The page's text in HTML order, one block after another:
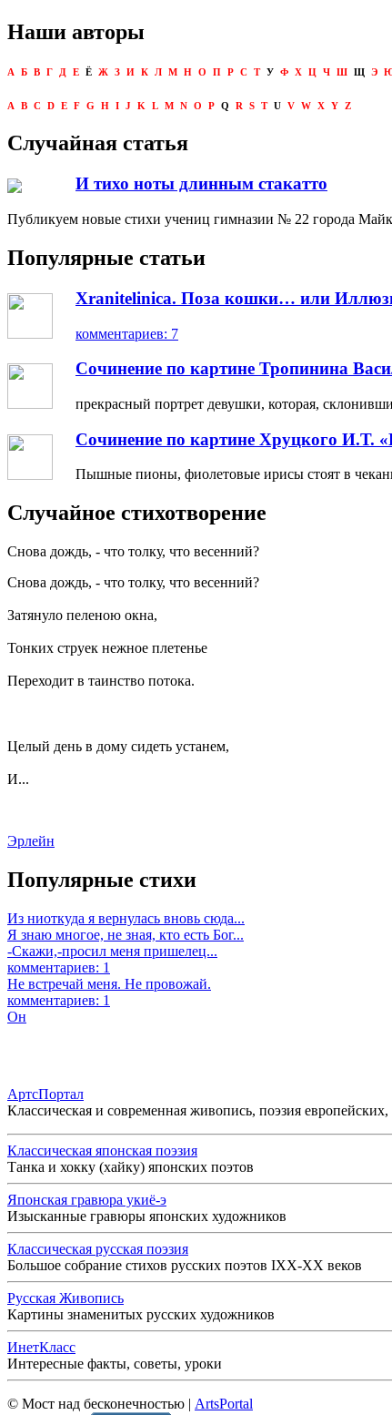
Наши авторы
А Б В Г Д Е Ё Ж З И К Л М Н О П Р С Т У Ф Х Ц Ч Ш Щ Э
A B C D E F G H I J K L M N O P Q R S T U V W X Y Z
Случайная статья
И тихо ноты длинным стакатто
Публикуем новые стихи учениц гимназии № 22 города
Популярные статьи
Xranitelinica. Поза кошки… или
комментариев: 7
Сочинение по картине Тропинина
прекрасный портрет девушки, которая,
Сочинение по картине Хруцкого И.Т.
Пышные пионы, фиолетовые ирисы стоят в
Случайное стихотворение
Снова дождь, - что толку, что весенний?
Снова дождь, - что толку, что весенний?
Затянуло пеленою окна,
Тонких струек нежное плетенье
Переходит в таинство потока.
Целый день в дому сидеть устанем,
И...
Эрлейн
Популярные стихи
Из ниоткуда я вернулась вновь сюда...
Я знаю многое, не зная, кто есть Бог...
-Скажи,-просил меня пришелец...
комментариев: 1
Не встречай меня. Не провожай.
комментариев: 1
Он
АртсПортал
Классическая и современная живопись, поэзия
Классическая японская поэзия
Танка и хокку (хайку) японских поэтов
Японская гравюра укиё-э
Изысканные гравюры японских художников
Классическая русская поэзия
Большое собрание стихов русских поэтов IXX-XX веков
Русская Живопись
Картины знаменитых русских художников
ИнетКласс
Интересные факты, советы, уроки
© Мост над бесконечностью | ArtsPortal